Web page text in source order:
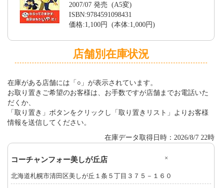
2007/07 発売 (A5変)
ISBN:9784591098431
価格:1,100円 (本体:1,000円)
店舗別在庫状況
在庫がある店舗には「○」が表示されています。
お取り置きご希望のお客様は、お手数ですが店舗までお電話いた
だくか、
「取り置き」ボタンをクリックし「取り置きリスト」よりお客様
情報を送信してください。
在庫データ取得日時：2026/8/7 22時
コーチャンフォー美しが丘店 ×
北海道札幌市清田区美しが丘１条５丁目３７５－１６０